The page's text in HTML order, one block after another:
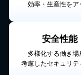
効率・生産性をア
安全性能
多様化する働き場
考慮したセキュリテ